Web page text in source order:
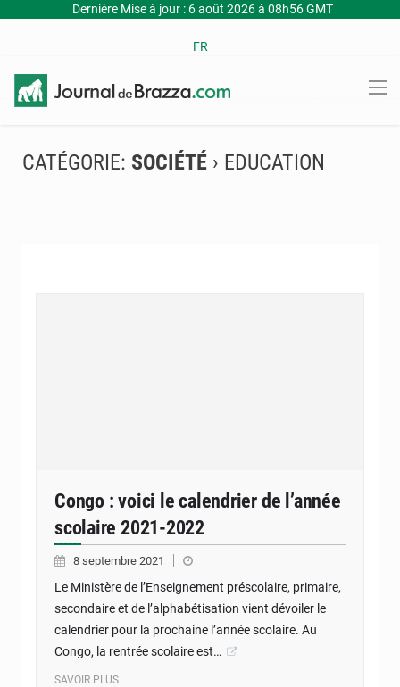
Dernière Mise à jour : 6 août 2026 à 08h56 GMT
FR
CATÉGORIE: SOCIÉTÉ › EDUCATION
Congo : voici le calendrier de l’année
scolaire 2021-2022
8 septembre 2021
Le Ministère de l’Enseignement préscolaire, primaire,
secondaire et de l’alphabétisation vient dévoiler le
calendrier pour la prochaine l’année scolaire. Au
Congo, la rentrée scolaire est…
SAVOIR PLUS